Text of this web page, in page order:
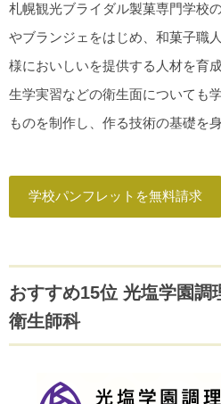
札幌観光ブライダル製菓専門学校
やブランジェをはじめ、和菓子職
様においしいを提供する人材を育
生学実習などの衛生面についても
ものを制作し、作る技術の基礎を
学校パンフレットを無料請求
おすすめ15位 光塩学園調
衛生師科